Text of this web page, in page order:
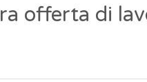
offerta di